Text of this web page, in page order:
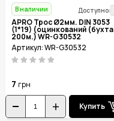
В наличии Доступно:
APRO Трос Ø2мм. DIN 3053
(1*19) (оцинкований (бухта
200м.) WR-G30532
Артикул: WR-G30532
7 грн
Купить